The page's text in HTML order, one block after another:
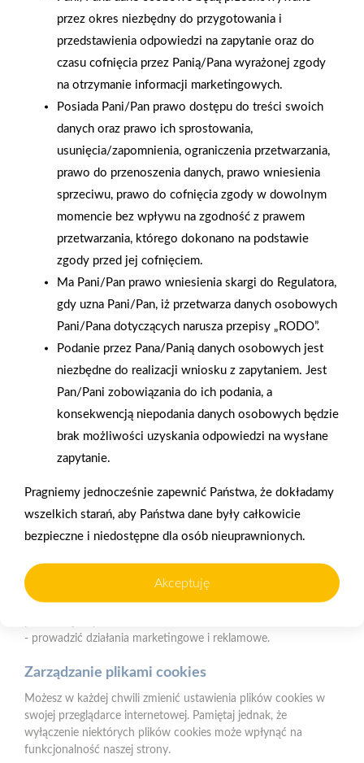
2025-12-31
Otwarcie sklepu PSB
Mrówka w Wyrzysku
Gwarancja jakości
Zakupy w systemie
Oferujemy zakupy
telefoniczne
Zakupy
na terenie całej Polski
E-mail:faktury.elblag@psbmrowka.com.pl
NIP:9372720706
REGON: 382960652
przez okres niezbędny do przygotowania i
przedstawienia odpowiedzi na zapytanie oraz do
czasu cofnięcia przez Panią/Pana wyrażonej zgody
na otrzymanie informacji marketingowych.
Posiada Pani/Pan prawo dostępu do treści swoich
danych oraz prawo ich sprostowania,
usunięcia/zapomnienia, ograniczenia przetwarzania,
prawo do przenoszenia danych, prawo wniesienia
sprzeciwu, prawo do cofnięcia zgody w dowolnym
momencie bez wpływu na zgodność z prawem
przetwarzania, którego dokonano na podstawie
zgody przed jej cofnięciem.
Ma Pani/Pan prawo wniesienia skargi do Regulatora,
gdy uzna Pani/Pan, iż przetwarza danych osobowych
Pani/Pana dotyczących narusza przepisy „RODO”.
Podanie przez Pana/Panią danych osobowych jest
niezbędne do realizacji wniosku z zapytaniem. Jest
Pan/Pani zobowiązania do ich podania, a
konsekwencją niepodania danych osobowych będzie
brak możliwości uzyskania odpowiedzi na wysłane
zapytanie.
Pragniemy jednocześnie zapewnić Państwa, że dokładamy
wszelkich starań, aby Państwa dane były całkowicie
bezpieczne i niedostępne dla osób nieuprawnionych.
Akceptuję
Polityka plików cookies
Nasz serwis internetowy wykorzystuje pliki cookies w celu
zapewnienia prawidłowego działania strony, poprawy komfortu
Czym są pliki cookies?
Cookies to niewielkie pliki tekstowe zapisywane na urządzeniu
użytkownika (komputerze, tablecie, smartfonie) podczas
odczytywane przez nasz system oraz systemy zaufanych
partnerów, np. dostawców narzędzi analitycznych.
Do czego wykorzystujemy pliki cookies?
Pliki cookies pomagają nam:
- zapewnić prawidłowe działanie strony i jej funkcjonalności,
- analizować ruch na stronie i dostosowywać treści do
- prowadzić działania marketingowe i reklamowe.
Zarządzanie plikami cookies
Możesz w każdej chwili zmienić ustawienia plików cookies w
swojej przeglądarce internetowej. Pamiętaj jednak, że
wyłączenie niektórych plików cookies może wpłynąć na
funkcjonalność naszej strony.